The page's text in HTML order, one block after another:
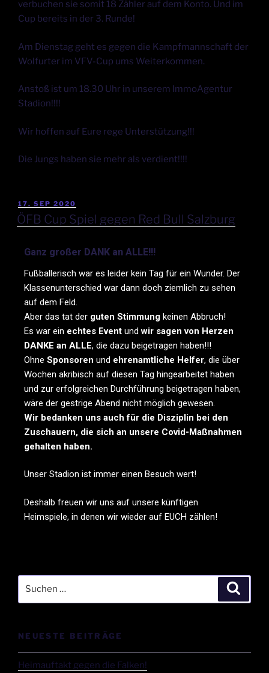
verbuchen sie somit 18 Zähler auf dem Konto. Und im
Cup bereits in der 3. Runde!
Am Dienstag geht es gegen die Kampfmannschaft der
Wolfurter im VFV-Cup ums Weiterkommen.
Anstoß ist um 18.30 Uhr in unserem ImmoAgentur
Stadion!!!!
Wir hoffen auf Eure rege Unterstützung!!!
Die Jungs haben sie mehr als verdient!!!!
17. SEP 2020
ÖFB Cup Spiel gegen Red Bull Salzburg
Ganz großer DANK an ALLE!!!
Fußballerisch war es leider kein Tag für ein Wunder. Der
Klassenunterschied war dann doch ziemlich zu sehen
auf dem Feld.
Aber das tat der guten Stimmung keinen Abbruch!
Es war ein echtes Event undwir sagen von Herzen
DANKE an ALLE, die dazu beigetragen haben!!!
Ohne Sponsoren und ehrenamtliche Helfer, die über
Wochen akribisch auf diesen Tag hingearbeitet haben
und zur erfolgreichen Durchführung beigetragen haben,
wäre der gestrige Abend nicht möglich gewesen.
Wir bedanken uns auch für die Disziplin bei den
Zuschauern, die sich an unsere Covid-Maßnahmen
gehalten haben.
Unser Stadion ist immer einen Besuch wert!
Deshalb freuen wir uns auf unsere künftigen
Heimspiele, in denen wir wieder auf EUCH zählen!
NEUESTE BEITRÄGE
Heimauftakt gegen die Falken!